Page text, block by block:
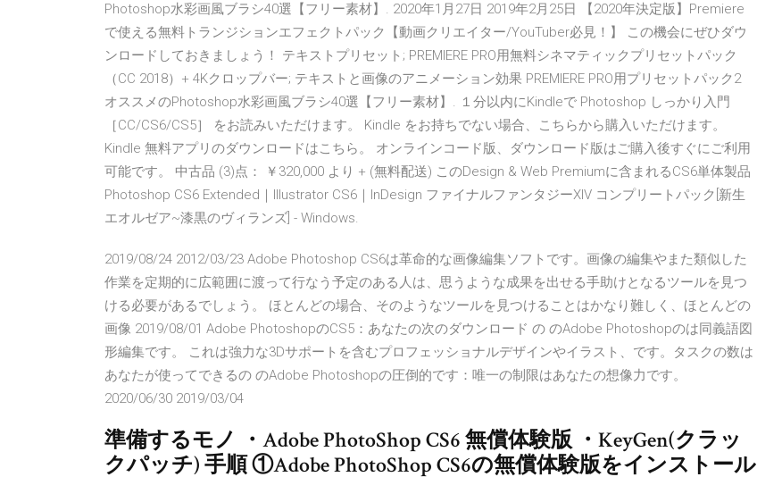
Photoshop水彩画風ブラシ40選【フリー素材】. 2020年1月27日 2019年2月25日 【2020年決定版】Premiere
で使える無料トランジションエフェクトパック【動画クリエイター/YouTuber必見！】 この機会にぜひダウ
ンロードしておきましょう！ テキストプリセット; PREMIERE PRO用無料シネマティックプリセットパック
（CC 2018）+ 4Kクロップバー; テキストと画像のアニメーション効果 PREMIERE PRO用プリセットパック2
オススメのPhotoshop水彩画風ブラシ40選【フリー素材】. １分以内にKindleで Photoshop しっかり入門
［CC/CS6/CS5］ をお読みいただけます。 Kindle をお持ちでない場合、こちらから購入いただけます。
Kindle 無料アプリのダウンロードはこちら。 オンラインコード版、ダウンロード版はご購入後すぐにご利用
可能です。 中古品 (3)点： ￥320,000 より + (無料配送) このDesign & Web Premiumに含まれるCS6単体製品
Photoshop CS6 Extended｜Illustrator CS6｜InDesign ファイナルファンタジーXIV コンプリートパック[新生
エオルゼア~漆黒のヴィランズ] - Windows.
2019/08/24 2012/03/23 Adobe Photoshop CS6は革命的な画像編集ソフトです。画像の編集やまた類似した
作業を定期的に広範囲に渡って行なう予定のある人は、思うような成果を出せる手助けとなるツールを見つ
ける必要があるでしょう。 ほとんどの場合、そのようなツールを見つけることはかなり難しく、ほとんどの
画像 2019/08/01 Adobe PhotoshopのCS5：あなたの次のダウンロード の のAdobe Photoshopのは同義語図
形編集です。 これは強力な3Dサポートを含むプロフェッショナルデザインやイラスト、です。タスクの数は
あなたが使ってできるの のAdobe Photoshopの圧倒的です：唯一の制限はあなたの想像力です。
2020/06/30 2019/03/04
準備するモノ ・Adobe PhotoShop CS6 無償体験版 ・KeyGen(クラッ
クパッチ) 手順 ①Adobe PhotoShop CS6の無償体験版をインストール